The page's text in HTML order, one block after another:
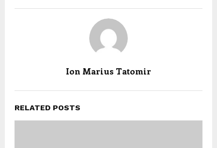
Ion Marius Tatomir
RELATED POSTS